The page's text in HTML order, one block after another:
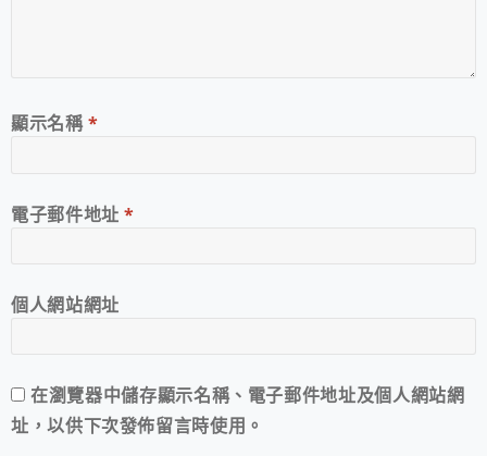
顯示名稱*
電子郵件地址*
個人網站網址
在瀏覽器中儲存顯示名稱、電子郵件地址及個人網站網
址，以供下次發佈留言時使用。